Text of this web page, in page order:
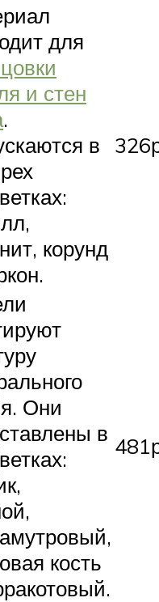
для
и стен
.
в
корунд
Они
в
кость